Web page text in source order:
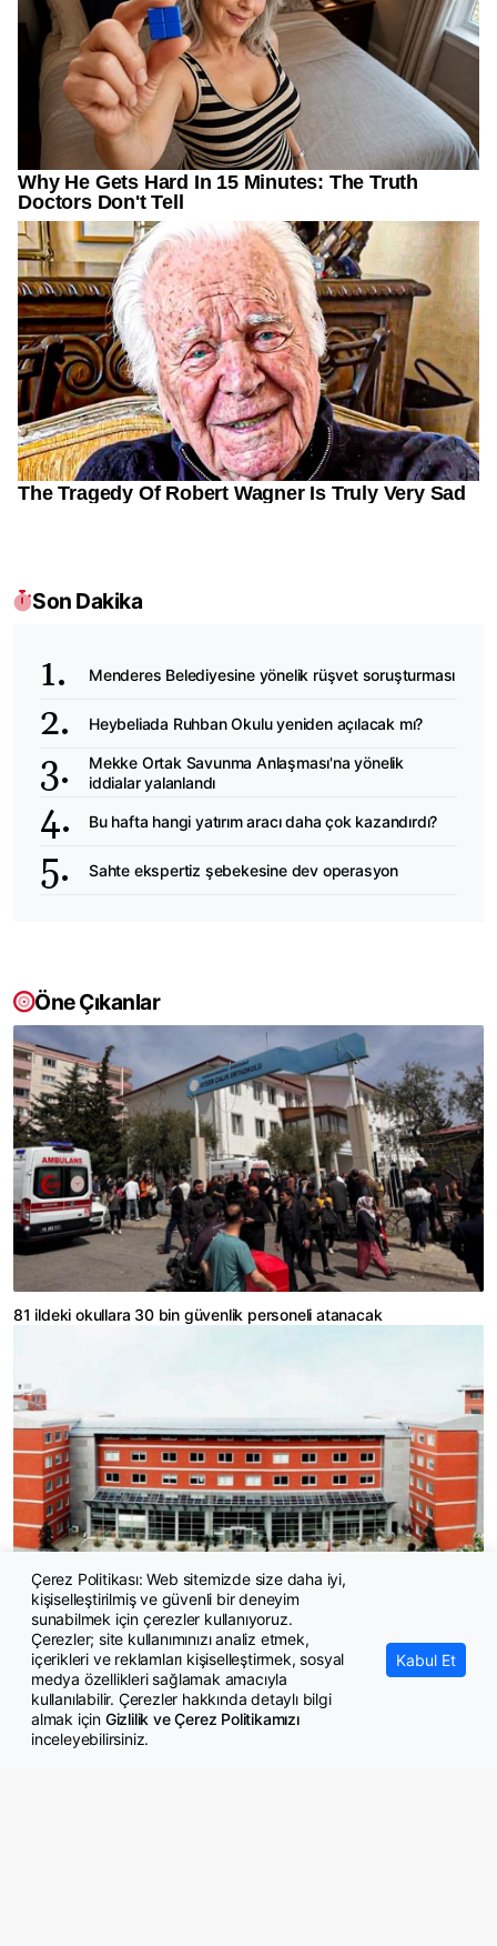
Son Dakika
Menderes Belediyesine yönelik rüşvet soruşturması
Heybeliada Ruhban Okulu yeniden açılacak mı?
Mekke Ortak Savunma Anlaşması'na yönelik
iddialar yalanlandı
Bu hafta hangi yatırım aracı daha çok kazandırdı?
Sahte ekspertiz şebekesine dev operasyon
Öne Çıkanlar
81 ildeki okullara 30 bin güvenlik personeli atanacak
20 araştırma görevlisi çağrı merkezinde görevlendirildi?
Çerez Politikası: Web sitemizde size daha iyi,
kişiselleştirilmiş ve güvenli bir deneyim
sunabilmek için çerezler kullanıyoruz.
Çerezler; site kullanımınızı analiz etmek,
içerikleri ve reklamları kişiselleştirmek, sosyal
medya özellikleri sağlamak amacıyla
kullanılabilir. Çerezler hakkında detaylı bilgi
almak için Gizlilik ve Çerez Politikamızı
inceleyebilirsiniz.
Kabul Et